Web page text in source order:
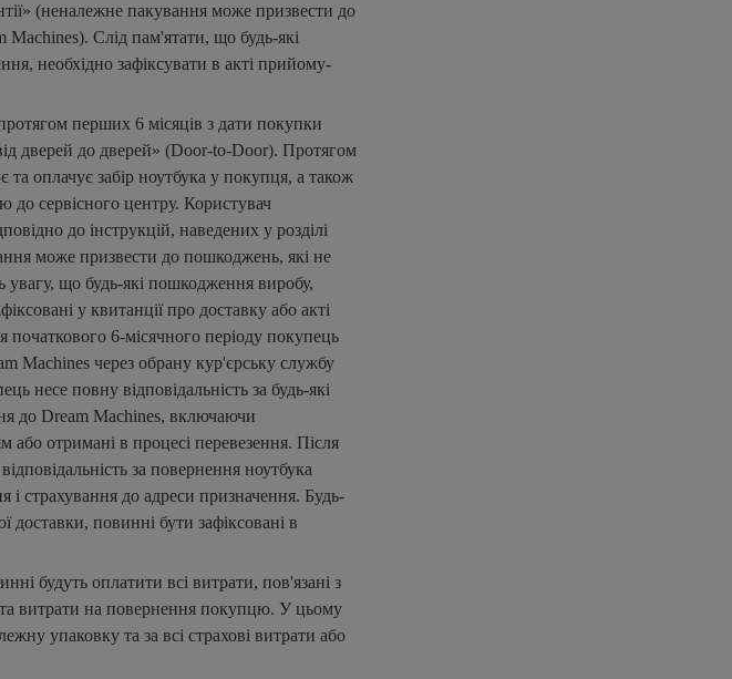
(неналежне пакування може призвести до
Слід пам'ятати, що будь-які
необхідно зафіксувати в акті прийому-
перших 6 місяців з дати покупки
дверей до дверей» (Door-to-Door). Протягом
та оплачує забір ноутбука у покупця, а також
до сервісного центру. Користувач
до інструкцій, наведених у розділі
може призвести до пошкоджень, які не
увагу, що будь-які пошкодження виробу,
у квитанції про доставку або акті
6-місячного періоду покупець
Machines через обрану кур'єрську службу
несе повну відповідальність за будь-які
до Dream Machines, включаючи
отримані в процесі перевезення. Після
за повернення ноутбука
і страхування до адреси призначення. Будь-
доставки, повинні бути зафіксовані в
будуть оплатити всі витрати, пов'язані з
витрати на повернення покупцю. У цьому
упаковку та за всі страхові витрати або